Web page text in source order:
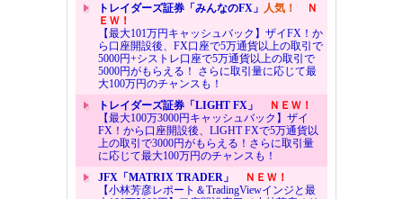
トレイダーズ証券「みんなのFX」 人気！
Ｎ
ＥＷ！
【最大101万円キャッシュバック】ザイFX！か
ら口座開設後、FX口座で5万通貨以上の取引で
5000円+シストレ口座で5万通貨以上の取引で
5000円がもらえる！ さらに取引量に応じて最
大100万円のチャンスも！
トレイダーズ証券「LIGHT FX」
ＮＥＷ！
【最大100万3000円キャッシュバック】ザイ
FX！から口座開設後、LIGHT FXで5万通貨以
上の取引で3000円がもらえる！さらに取引量
に応じて最大100万円のチャンスも！
JFX「MATRIX TRADER」
ＮＥＷ！
【小林芳彦レポート＆TradingViewインジと最